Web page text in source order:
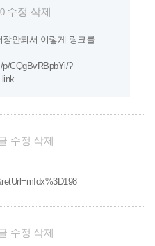
수정 삭제
안되서 이렇게 링크를
p/CQgBvRBpbYi/?
수정 삭제
수정 삭제